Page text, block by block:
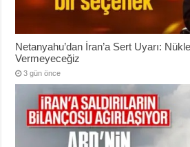
Netanyahu’dan İran’a Sert Uyarı:
Vermeyeceğiz
3 gün önce